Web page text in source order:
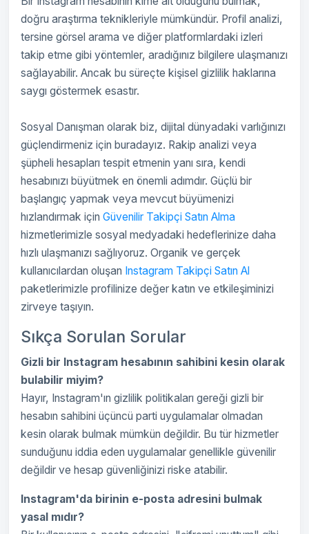
doğru araştırma teknikleriyle mümkündür. Profil analizi,
tersine görsel arama ve diğer platformlardaki izleri
takip etme gibi yöntemler, aradığınız bilgilere ulaşmanızı
sağlayabilir. Ancak bu süreçte kişisel gizlilik haklarına
saygı göstermek esastır.
Sosyal Danışman olarak biz, dijital dünyadaki varlığınızı
güçlendirmeniz için buradayız. Rakip analizi veya
şüpheli hesapları tespit etmenin yanı sıra, kendi
hesabınızı büyütmek en önemli adımdır. Güçlü bir
başlangıç yapmak veya mevcut büyümenizi
hızlandırmak için Güvenilir Takipçi Satın Alma
hizmetlerimizle sosyal medyadaki hedeflerinize daha
hızlı ulaşmanızı sağlıyoruz. Organik ve gerçek
kullanıcılardan oluşan Instagram Takipçi Satın Al
paketlerimizle profilinize değer katın ve etkileşiminizi
zirveye taşıyın.
Sıkça Sorulan Sorular
Gizli bir Instagram hesabının sahibini kesin olarak
bulabilir miyim?
Hayır, Instagram'ın gizlilik politikaları gereği gizli bir
hesabın sahibini üçüncü parti uygulamalar olmadan
kesin olarak bulmak mümkün değildir. Bu tür hizmetler
sunduğunu iddia eden uygulamalar genellikle güvenilir
değildir ve hesap güvenliğinizi riske atabilir.
Instagram'da birinin e-posta adresini bulmak
yasal mıdır?